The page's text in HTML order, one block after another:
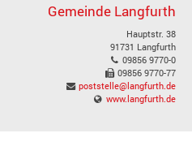
Gemeinde Langfurth
Hauptstr. 38
91731 Langfurth
09856 9770-0
09856 9770-77
poststelle@langfurth.de
www.langfurth.de